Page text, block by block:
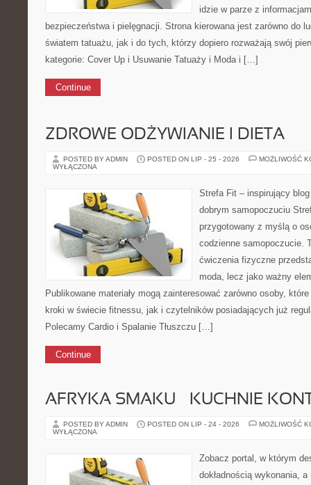
idzie w parze z
bezpieczeństwa i pielęgnacji. Strona kierowana jest zarówno do
światem tatuażu, jak i do tych, którzy dopiero rozważają swój
kategorie: Cover Up i Usuwanie Tatuaży i Moda i […]
Continue
ZDROWE ODŻYWIANIE I DIETA
POSTED BY ADMIN POSTED ON LIP - 25 - 2026
MOŻLIWOŚĆ
WYŁĄCZONA
Strefa Fit – inspirujący
dobrym samopoczuciu
przygotowany z myślą o
codzienne samopoczucie.
ćwiczenia fizyczne
moda, lecz jako ważny
Publikowane materiały mogą zainteresować zarówno osoby,
kroki w świecie fitnessu, jak i czytelników posiadających już
Polecamy Cardio i Spalanie Tłuszczu […]
Continue
AFRYKA SMAKU – KUCHNIE
POSTED BY ADMIN POSTED ON LIP - 24 - 2026
MOŻLIWOŚĆ
WYŁĄCZONA
Zobacz portal, w którym
dokładnością wykonania,